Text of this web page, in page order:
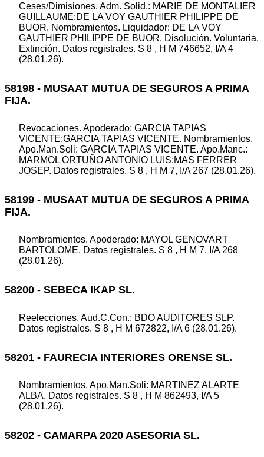
Ceses/Dimisiones. Adm. Solid.: MARIE DE MONTALIER
GUILLAUME;DE LA VOY GAUTHIER PHILIPPE DE
BUOR. Nombramientos. Liquidador: DE LA VOY
GAUTHIER PHILIPPE DE BUOR. Disolución. Voluntaria.
Extinción. Datos registrales. S 8 , H M 746652, I/A 4
(28.01.26).
58198 - MUSAAT MUTUA DE SEGUROS A PRIMA
FIJA.
Revocaciones. Apoderado: GARCIA TAPIAS
VICENTE;GARCIA TAPIAS VICENTE. Nombramientos.
Apo.Man.Soli: GARCIA TAPIAS VICENTE. Apo.Manc.:
MARMOL ORTUÑO ANTONIO LUIS;MAS FERRER
JOSEP. Datos registrales. S 8 , H M 7, I/A 267 (28.01.26).
58199 - MUSAAT MUTUA DE SEGUROS A PRIMA
FIJA.
Nombramientos. Apoderado: MAYOL GENOVART
BARTOLOME. Datos registrales. S 8 , H M 7, I/A 268
(28.01.26).
58200 - SEBECA IKAP SL.
Reelecciones. Aud.C.Con.: BDO AUDITORES SLP.
Datos registrales. S 8 , H M 672822, I/A 6 (28.01.26).
58201 - FAURECIA INTERIORES ORENSE SL.
Nombramientos. Apo.Man.Soli: MARTINEZ ALARTE
ALBA. Datos registrales. S 8 , H M 862493, I/A 5
(28.01.26).
58202 - CAMARPA 2020 ASESORIA SL.